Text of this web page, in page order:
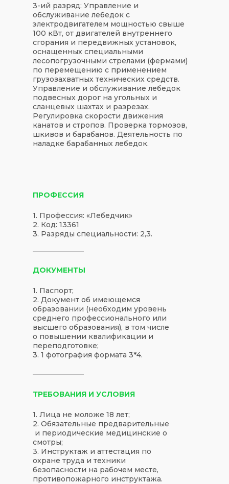
3-ий разряд: Управление и
обслуживание лебедок с
электродвигателем мощностью свыше
100 кВт, от двигателей внутреннего
сгорания и передвижных установок,
оснащенных специальными
лесопогрузочными стрелами (фермами)
по перемещению с применением
грузозахватных технических средств.
Управление и обслуживание лебедок
подвесных дорог на угольных и
сланцевых шахтах и разрезах.
Регулировка скорости движения
канатов и стропов. Проверка тормозов,
шкивов и барабанов. Деятельность по
наладке барабанных лебедок.
ПРОФЕССИЯ
ДОКУМЕНТЫ
ТРЕБОВАНИЯ И УСЛОВИЯ
1. Профессия: «Лебедчик»
2. Код: 13361
3. Разряды специальности: 2,3.
1. Паспорт;
2. Документ об имеющемся
образовании (необходим уровень
среднего профессионального или
высшего образования), в том числе
о повышении квалификации и
переподготовке;
3. 1 фотография формата 3*4.
1. Лица не моложе 18 лет;
2. Обязательные предварительные
и периодические медицинские о
смотры;
3. Инструктаж и аттестация по
охране труда и техники
безопасности на рабочем месте,
противопожарного инструктажа.